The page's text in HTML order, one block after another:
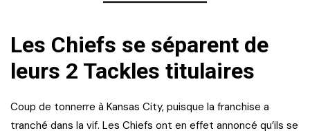
Les Chiefs se séparent de
leurs 2 Tackles titulaires
Coup de tonnerre à Kansas City, puisque la franchise a
tranché dans la vif. Les Chiefs ont en effet annoncé qu’ils se